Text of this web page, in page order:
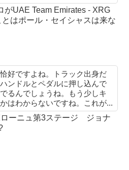
がUAE Team Emirates - XRG
はポール・セイシャスは来な
好ですよね。トラック出身だ
ンドルとペダルに押し込んで
るんでしょうね。もう少しキ
はわからないですね。これが...
ーニュ第3ステージ ジョナ